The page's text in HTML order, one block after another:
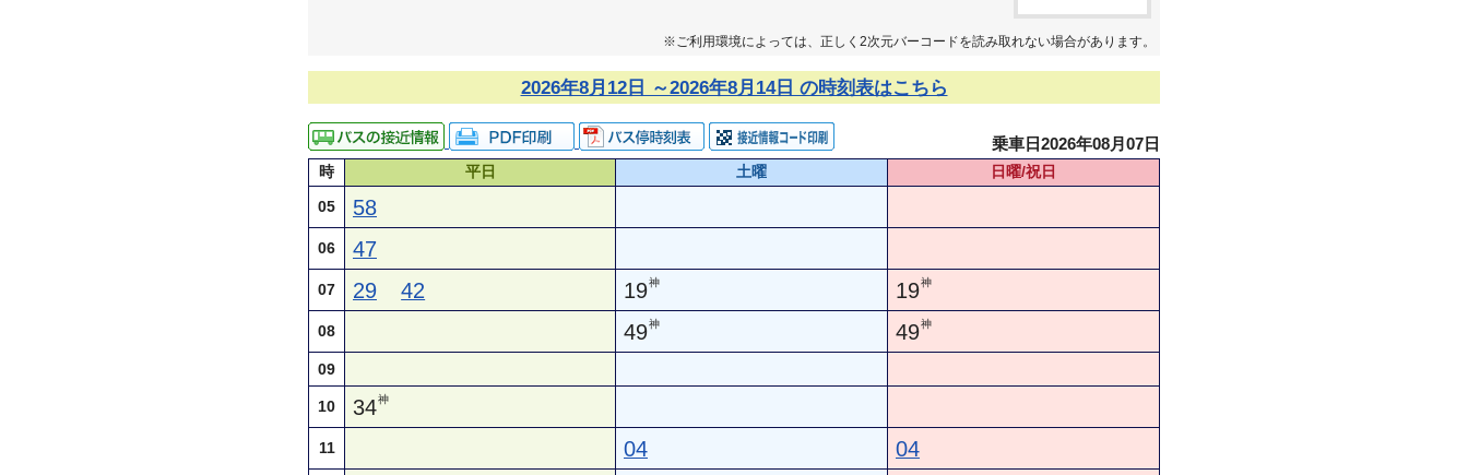
※ご利用環境によっては、正しく2次元バーコードを読み取れない場合があります。
2026年8月12日 ～2026年8月14日 の時刻表はこちら
乗車日2026年08月07日
時 平日 土曜
日曜/祝日
05
58
06 47
07 29 42 19神 19神
08 49神 49神
09
10 34神
11 04 04